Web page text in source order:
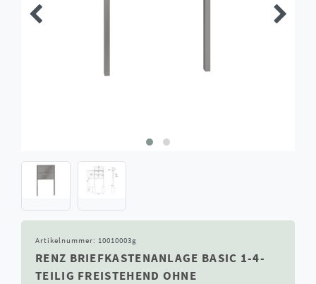
Artikelnummer: 10010003g
RENZ BRIEFKASTENANLAGE BASIC 1-4-
TEILIG FREISTEHEND OHNE